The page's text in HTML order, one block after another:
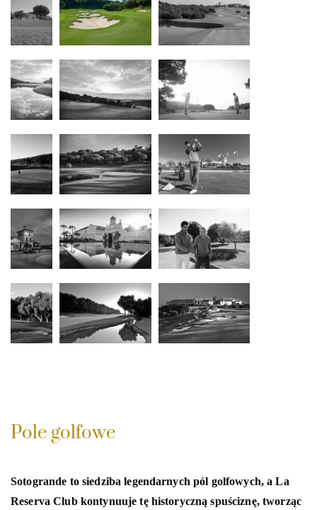
Pole golfowe
Sotogrande to siedziba legendarnych pól golfowych, a La
Reserva Club kontynuuje tę historyczną spuściznę, tworząc